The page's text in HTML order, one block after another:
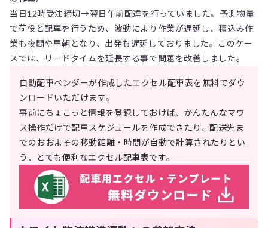
当日12時受注締切→翌日午前配達を行っていました。予測物量
で荷役と配車を行うため、波動により作業が遅延し、積込み作
業も夜間や早朝となり、出発も遅延しておりました。このケー
スでは、リードタイムを延長する事で問題を改善しました。
自動配車ベンダーが作成したエクセル配車表を無料でダウ
ンロードいただけます。
事前にちょこっと情報を登録しておけば、かんたんなマウ
ス操作だけで配車スケジュールを作成できたり、配送先ま
でのおおよその移動距離・時間が自動で計算されたりとい
う、とても便利なエクセル配車表です。